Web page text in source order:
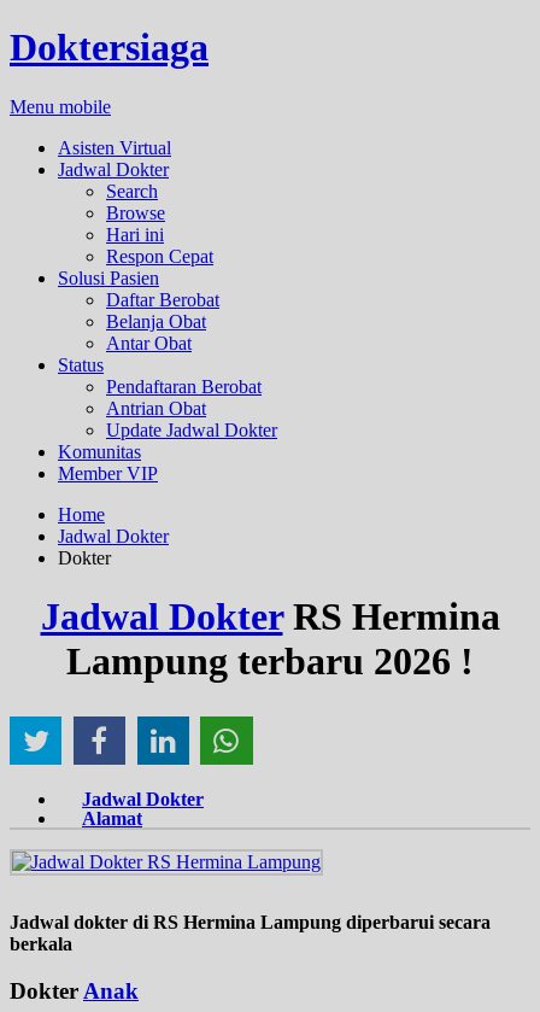
Doktersiaga
Menu mobile
Asisten Virtual
Jadwal Dokter
Search
Browse
Hari ini
Respon Cepat
Solusi Pasien
Daftar Berobat
Belanja Obat
Antar Obat
Status
Pendaftaran Berobat
Antrian Obat
Update Jadwal Dokter
Komunitas
Member VIP
Home
Jadwal Dokter
Dokter
Jadwal DokterRS Hermina
Lampung terbaru 2026 !
Jadwal Dokter
Alamat
Jadwal dokter di RS Hermina Lampung diperbarui secara
berkala
Dokter Anak